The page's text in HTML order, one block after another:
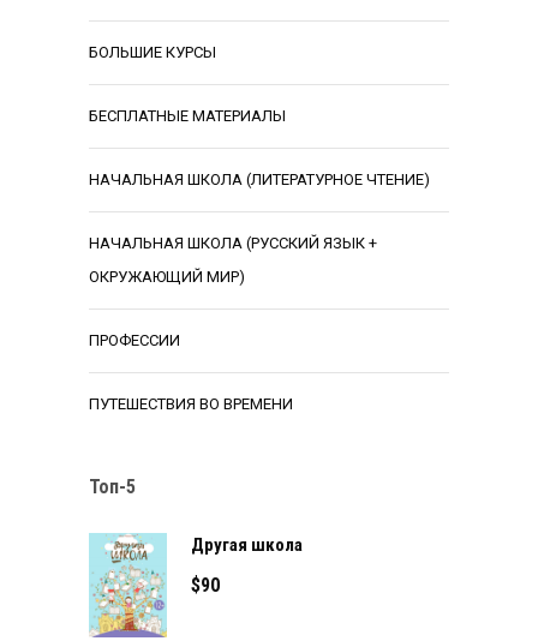
БОЛЬШИЕ КУРСЫ
БЕСПЛАТНЫЕ МАТЕРИАЛЫ
НАЧАЛЬНАЯ ШКОЛА (ЛИТЕРАТУРНОЕ ЧТЕНИЕ)
НАЧАЛЬНАЯ ШКОЛА (РУССКИЙ ЯЗЫК +
ОКРУЖАЮЩИЙ МИР)
ПРОФЕССИИ
ПУТЕШЕСТВИЯ ВО ВРЕМЕНИ
Топ-5
Другая школа
$90